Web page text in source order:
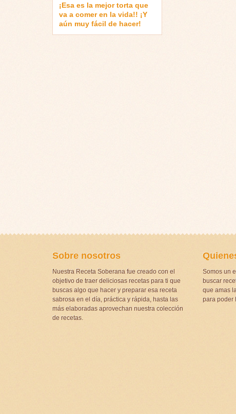
¡Esa es la mejor torta que
va a comer en la vida!! ¡Y
aún muy fácil de hacer!
Sobre nosotros
Nuestra Receta Soberana fue creado con el
objetivo de traer deliciosas recetas para ti que
buscas algo que hacer y preparar esa receta
sabrosa en el día, práctica y rápida, hasta las
más elaboradas aprovechan nuestra colección
de recetas.
Somos un
buscar
que amas
para poder